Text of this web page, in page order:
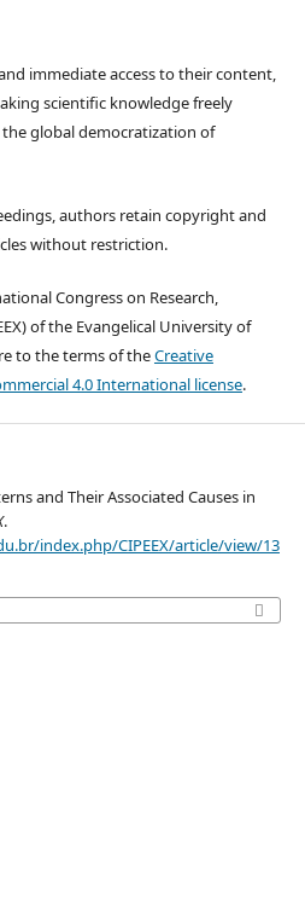
immediate access to their content,
scientific knowledge freely
global democratization of
authors retain copyright and
without restriction.
Congress on Research,
of the Evangelical University of
to the terms of theCreative
4.0 International license.
and Their Associated Causes in
.
index.php/CIPEEX/article/view/13